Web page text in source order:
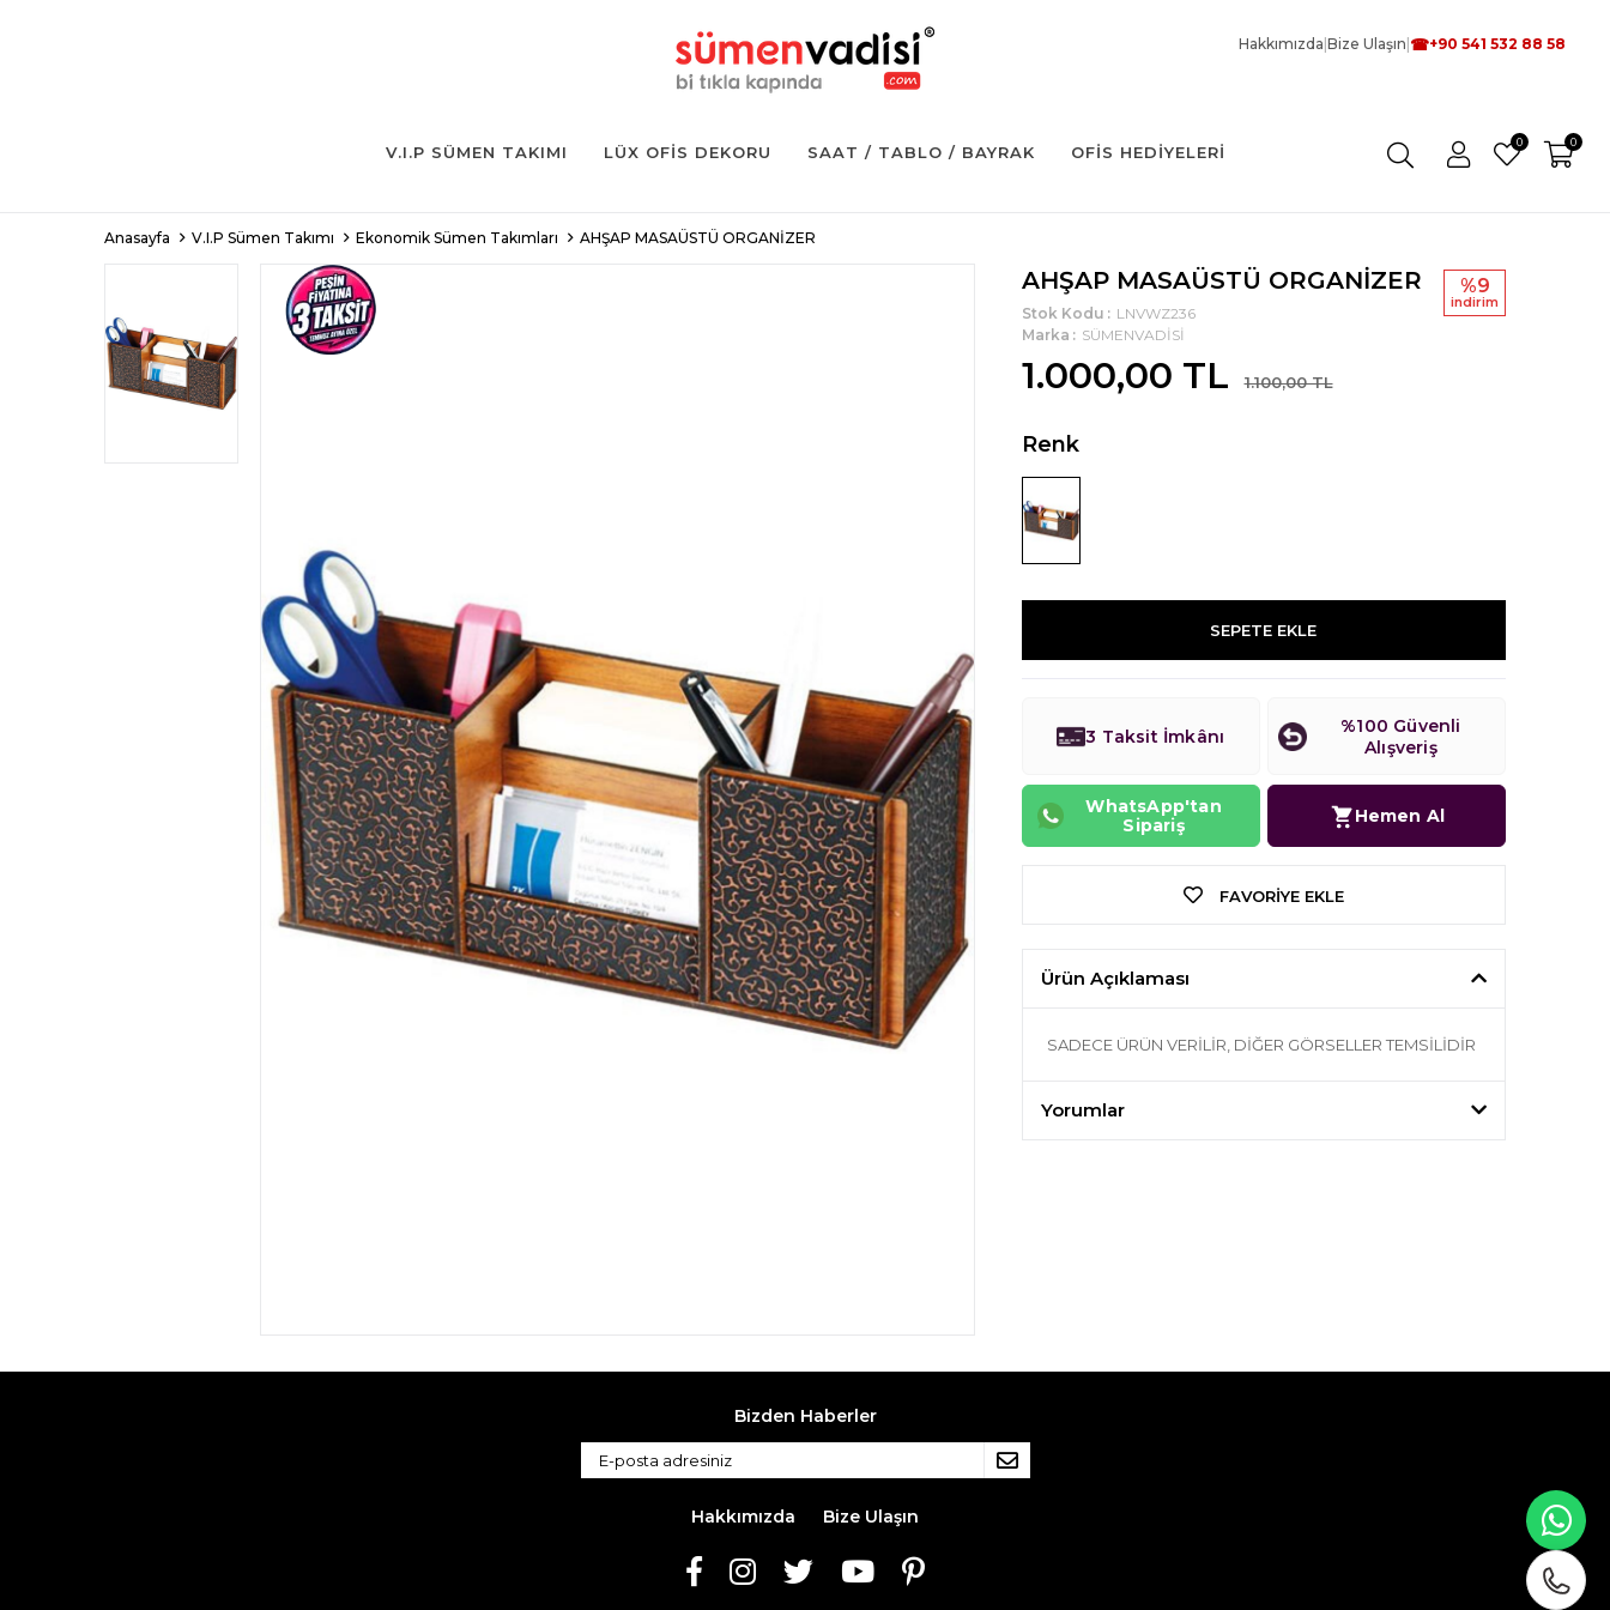
V.I.P SÜMEN TAKIMI LÜX OFIS DEKORU SAAT / TABLO / BAYRAK OFIS HEDIYELERI
0 0
Anasayfa V.I.P Sümen Takımı Ekonomik Sümen Takımları AHŞAP MASAÜSTÜ ORGANİZER
AHŞAP MASAÜSTÜ ORGANİZER
Stok Kodu
LNVWZ236
Marka
SÜMENVADİSİ
1.000,00 TL 1.100,00 TL
%9
i̇ndi̇ri̇m
Renk
SEPETE EKLE
3 Taksit İmkânı
%100 Güvenli
Alışveriş
WhatsApp'tan
Sipariş
Hemen Al
FAVORIYE EKLE
Ürün Açıklaması
SADECE ÜRÜN VERİLİR, DİĞER GÖRSELLER TEMSİLİDİR
Yorumlar
Bizden Haberler
Hakkımızda Bize Ulaşın
Hakkımızda Bize Ulaşın ☎+90 541 532 88 58